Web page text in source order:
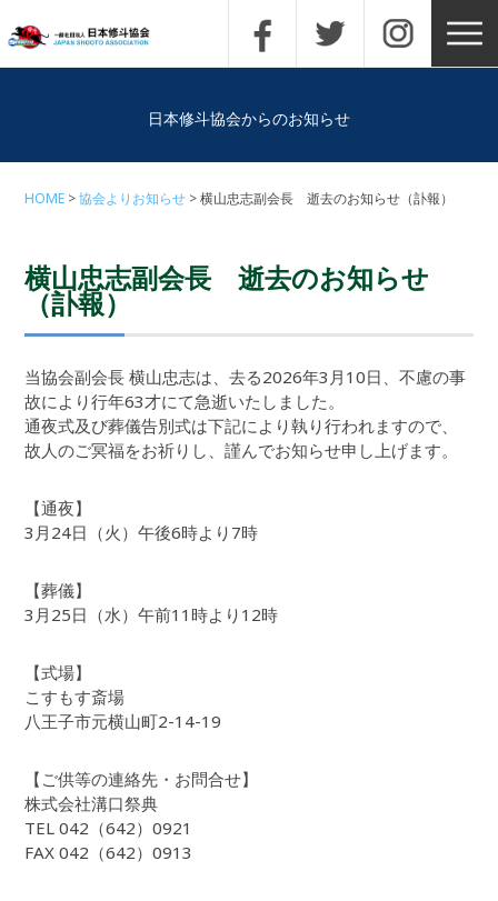
日本修斗協会からのお知らせ
HOME 協会よりお知らせ 横山忠志副会長 逝去のお知らせ（訃報）
横山忠志副会長 逝去のお知らせ
（訃報）
当協会副会長 横山忠志は、去る2026年3月10日、不慮の事
故により行年63才にて急逝いたしました。
通夜式及び葬儀告別式は下記により執り行われますので、
故人のご冥福をお祈りし、謹んでお知らせ申し上げます。
【通夜】
3月24日（火）午後6時より7時
【葬儀】
3月25日（水）午前11時より12時
【式場】
こすもす斎場
八王子市元横山町2-14-19
【ご供等の連絡先・お問合せ】
株式会社溝口祭典
TEL 042（642）0921
FAX 042（642）0913